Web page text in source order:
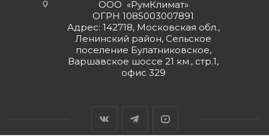
ООО «РумКлимат»
ОГРН 1085003007891
Адрес: 142718, Московская обл.,
Ленинский район, Сельское
поселение Булатниковское,
Варшавское шоссе 21 км., стр.1,
офис 329